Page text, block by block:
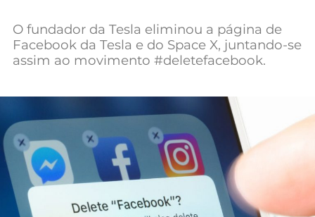
Negócios
O fundador da Tesla eliminou a página de
Facebook da Tesla e do Space X, juntando-se
assim ao movimento #deletefacebook.